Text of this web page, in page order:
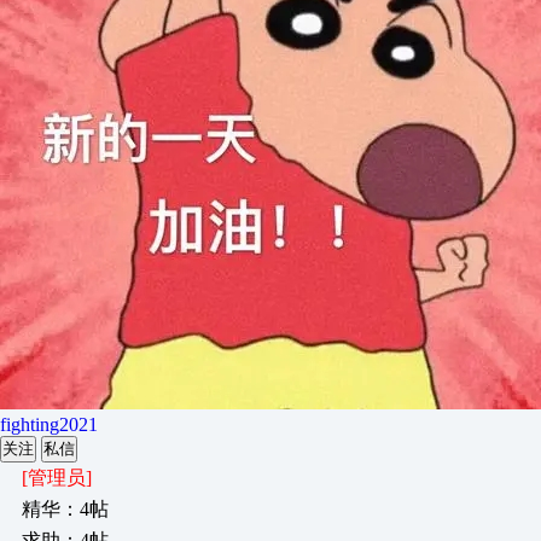
fighting2021
关注 私信
[管理员]
精华：4帖